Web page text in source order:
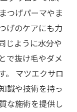
つげパーマやま
げのケアにも力
じように水分や
で抜け毛やダメ
。 マツエクサロ
識や技術を持っ
な施術を提供し